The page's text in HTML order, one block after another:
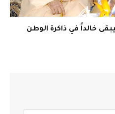
خالداً في ذاكرة الوطن